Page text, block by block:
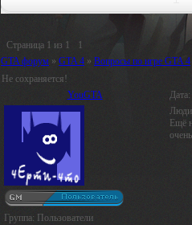
Страница 1 из 1
1
GTA форум » GTA 4 » Вопросы по игре GTA 4
Не сохраняется!
YouGTA
Группа: Пользователи
Ещё